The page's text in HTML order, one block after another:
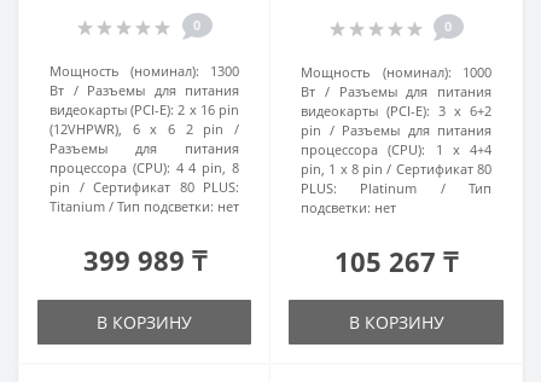
0
Мощность (номинал):
1300
Вт
Разъемы для питания
видеокарты (PCI-E): 2 x 16 pin
(12VHPWR), 6 x 6 2 pin
Разъемы для питания
процессора (CPU): 4 4 pin, 8
pin
Сертификат 80 PLUS:
Titanium
Тип подсветки: нет
399 989 ₸
В КОРЗИНУ
0
Мощность (номинал):
1000
Вт
Разъемы для питания
видеокарты (PCI-E): 3 x 6+2
pin
Разъемы для питания
процессора (CPU):
1 x 4+4
pin, 1 x 8 pin
Сертификат 80
PLUS:
Platinum
Тип
подсветки: нет
105 267 ₸
В КОРЗИНУ